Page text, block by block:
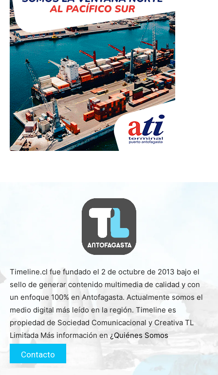
Timeline.cl fue fundado el 2 de octubre de 2013 bajo el
sello de generar contenido multimedia de calidad y con
un enfoque 100% en Antofagasta. Actualmente somos el
medio digital más leído en la región. Timeline es
propiedad de Sociedad Comunicacional y Creativa TL
Limitada Más información en ¿Quiénes Somos
Contacto